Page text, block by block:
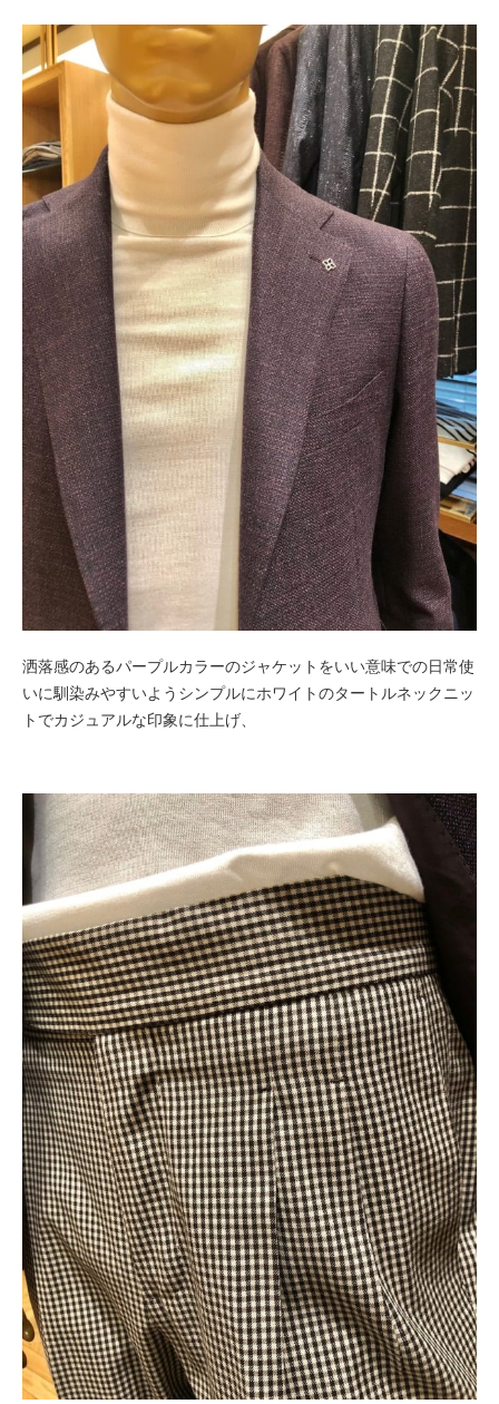
洒落感のあるパープルカラーのジャケットをいい意味での日常使
いに馴染みやすいようシンプルにホワイトのタートルネックニッ
トでカジュアルな印象に仕上げ、